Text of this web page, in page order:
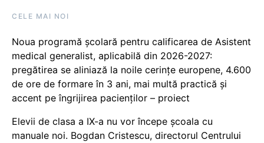
CELE MAI NOI
Noua programă școlară pentru calificarea de Asistent
medical generalist, aplicabilă din 2026-2027:
pregătirea se aliniază la noile cerințe europene, 4.600
de ore de formare în 3 ani, mai multă practică și
accent pe îngrijirea pacienților – proiect
Elevii de clasa a IX-a nu vor începe școala cu
manuale noi. Bogdan Cristescu, directorul Centrului